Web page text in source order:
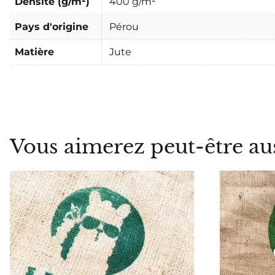
Pays d'origine Pérou
Matière Jute
Vous aimerez peut-être
ME PRÉVENIR